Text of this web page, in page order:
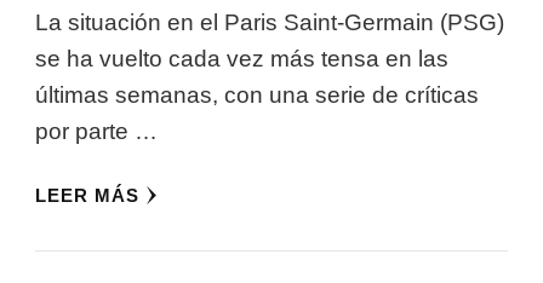
La situación en el Paris Saint-Germain (PSG)
se ha vuelto cada vez más tensa en las
últimas semanas, con una serie de críticas
por parte …
LEER MÁS